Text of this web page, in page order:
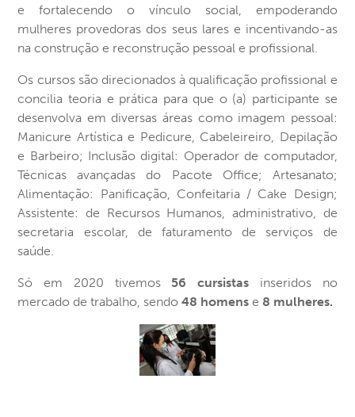
e fortalecendo o vínculo social, empoderando
mulheres provedoras dos seus lares e incentivando-as
na construção e reconstrução pessoal e profissional.
Os cursos são direcionados à qualificação profissional e
concilia teoria e prática para que o (a) participante se
desenvolva em diversas áreas como imagem pessoal:
Manicure Artística e Pedicure, Cabeleireiro, Depilação
e Barbeiro; Inclusão digital: Operador de computador,
Técnicas avançadas do Pacote Office; Artesanato;
Alimentação: Panificação, Confeitaria / Cake Design;
Assistente: de Recursos Humanos, administrativo, de
secretaria escolar, de faturamento de serviços de
saúde.
Só em 2020 tivemos 56 cursistas inseridos no
mercado de trabalho, sendo48 homens e 8 mulheres.